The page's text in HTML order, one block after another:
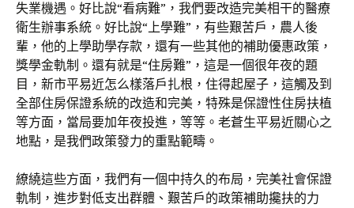
失業機遇。好比說“看病難”，我們要改造完美相干的醫療
衛生辦事系統。好比說“上學難”，有些艱苦戶，農人後
輩，他的上學助學存款，還有一些其他的補助優惠政策，
獎學金軌制。還有就是“住房難”，這是一個很年夜的題
目，新市平易近怎么樣落戶扎根，住得起屋子，這觸及到
全部住房保證系統的改造和完美，特殊是保證性住房扶植
等方面，當局要加年夜投進，等等。老蒼生平易近關心之
地點，是我們政策發力的重點範疇。
繚繞這些方面，我們有一個中持久的布局，完美社會保證
軌制，進步對低支出群體、艱苦戶的政策補助攙扶的力